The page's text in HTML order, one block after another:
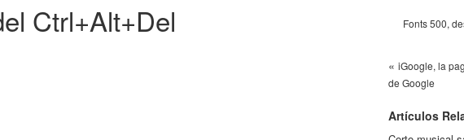
Ctrl+Alt+Del
Fonts 500,
« iGoogle, la
de Google
Artículos